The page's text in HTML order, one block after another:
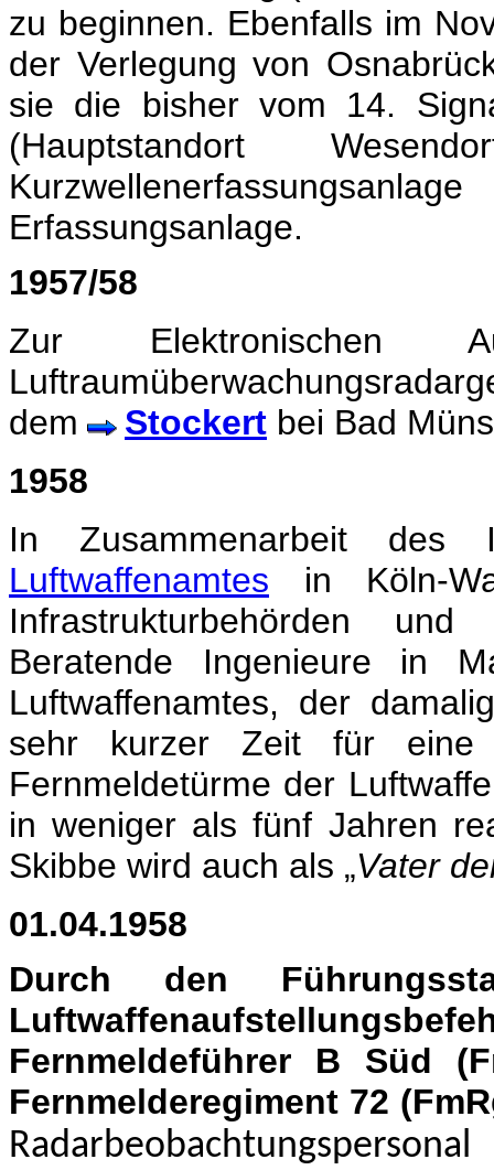
zu beginnen. Ebenfalls im
der Verlegung von
sie die bisher vom 14.
(Hauptstandort
Erfassungsanlage.
1957/58
Zur Elektronischen
dem
Stockert bei Bad
1958
In Zusammenarbeit des
Luftwaffenamtes in Köln-
Infrastrukturbehörden
Beratende Ingenieure in
Luftwaffenamtes, der
sehr kurzer Zeit für eine
Fernmeldetürme der
in weniger als fünf Jahren
Skibbe wird auch als „Vater
01.04.1958
Durch den
Fernmeldeführer B Süd (
Fernmelderegiment 72